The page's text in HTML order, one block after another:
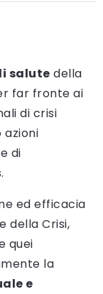
salute della
far fronte ai
di crisi
di
ed efficacia
della Crisi,
quei
la
e